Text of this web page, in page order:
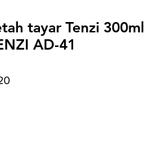
tayar Tenzi 300ml
AD-41